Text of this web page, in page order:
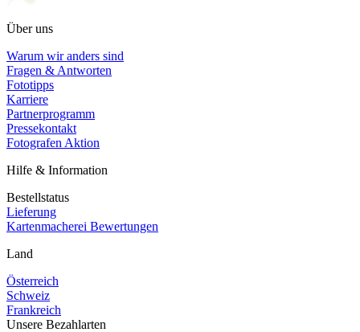
Über uns
Warum wir anders sind
Fragen & Antworten
Fototipps
Karriere
Partnerprogramm
Pressekontakt
Fotografen Aktion
Hilfe & Information
Bestellstatus
Lieferung
Kartenmacherei Bewertungen
Land
Österreich
Schweiz
Frankreich
Unsere Bezahlarten